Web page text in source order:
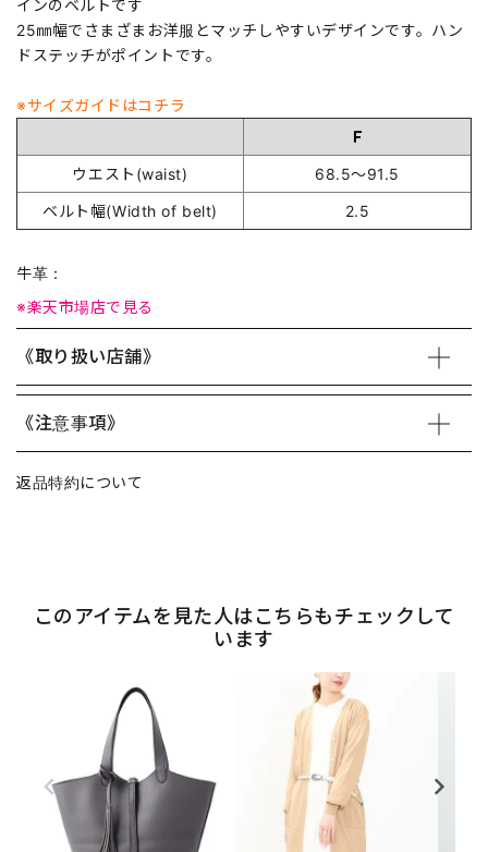
インのベルトです
25㎜幅でさまざまお洋服とマッチしやすいデザインです。ハン
ドステッチがポイントです。
※サイズガイドはコチラ
Ｆ
ウエスト(waist)
68.5～91.5
ベルト幅(Width of belt)
2.5
牛革：
※楽天市場店で見る
《取り扱い店舗》
《注意事項》
返品特約について
このアイテムを見た人はこちらもチェックして
います